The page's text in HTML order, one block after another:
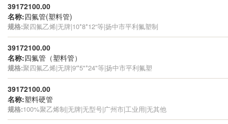
39172100.00
名称:四氟管(塑料管)
规格:聚四氟乙烯|无牌|10*8*12“等|扬中市平利氟塑制
39172100.00
名称:四氟管（塑料管）
规格:聚四氟乙烯|无牌|9'*5"*24"等|扬中市平利氟塑
39172100.00
名称:塑料硬管
规格:100%聚乙烯制|无牌|无型号|广州市|工业用|无其他